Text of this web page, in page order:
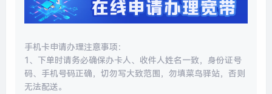
手机卡申请办理注意事项：
1、下单时请务必确保办卡人、收件人姓名一致，身份证号
码、手机号码正确，切勿写大致范围，勿填菜鸟驿站，否则
无法配送。